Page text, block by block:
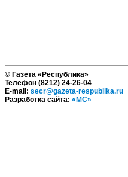
© Газета «Республика»
Телефон (8212) 24-26-04
E-mail: secr@gazeta-respublika.ru
Разработка сайта: «МС»